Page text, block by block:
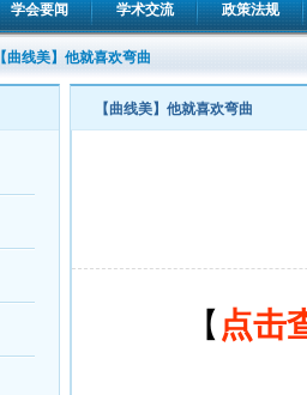
学会要闻 学术交流 政策法规
【曲线美】他就喜欢弯曲
【曲线美】他就喜欢弯曲
【 点击